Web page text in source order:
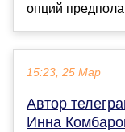
опций
15:23, 25 Мар
Автор
Инна